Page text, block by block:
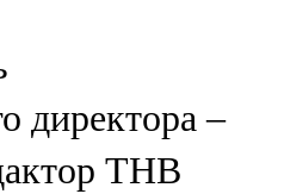
директора –
ТНВ